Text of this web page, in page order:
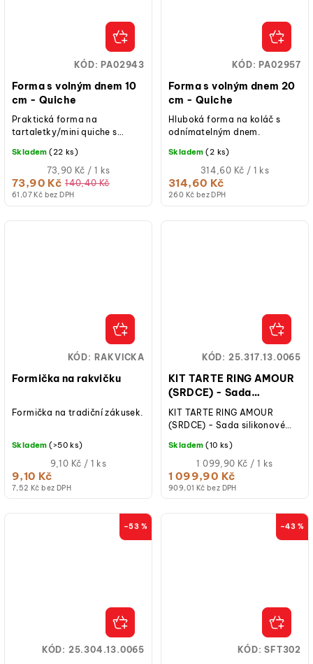
Forma s volným dnem 10
cm - Quiche
61,07 Kč bez DPH
73,90 Kč 140,40 Kč
Měrná
cena:
73,90 Kč / 1 ks
Skladem (22 ks)
Praktická forma na
tartaletky/mini quiche s
KÓD: PA02943
Forma s volným dnem 20
cm - Quiche
260 Kč bez DPH
314,60 Kč
Měrná
cena:
314,60 Kč / 1 ks
Skladem (2 ks)
Hluboká forma na koláč s
KÓD: PA02957
Formička na rakvičku
7,52 Kč bez DPH
9,10 Kč
Měrná
cena:
9,10 Kč / 1 ks
Skladem (>50 ks)
Formička na tradiční zákusek.
KÓD: RAKVICKA
KIT TARTE RING AMOUR
(SRDCE) - Sada
silikonové formy a ráfků
tartaletky 80x70mm
909,01 Kč bez DPH
1 099,90 Kč
Měrná
cena:
1 099,90 Kč / 1 ks
Skladem (10 ks)
KIT TARTE RING AMOUR
(SRDCE) - Sada silikonové
velikost formy 66x55 mm,
výška 15 mm, ráfky...
KÓD: 25.317.13.0065
–53 %
KÓD: 25.304.13.0065
–43 %
KÓD:SFT302